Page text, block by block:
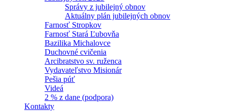
Správy z jubilejný obnov
Aktuálny plán jubilejných obnov
Farnosť Stropkov
Farnosť Stará Ľubovňa
Bazilika Michalovce
Duchovné cvičenia
Arcibratstvo sv. ruženca
Vydavateľstvo Misionár
Pešia púť
Videá
2 % z dane (podpora)
Kontakty